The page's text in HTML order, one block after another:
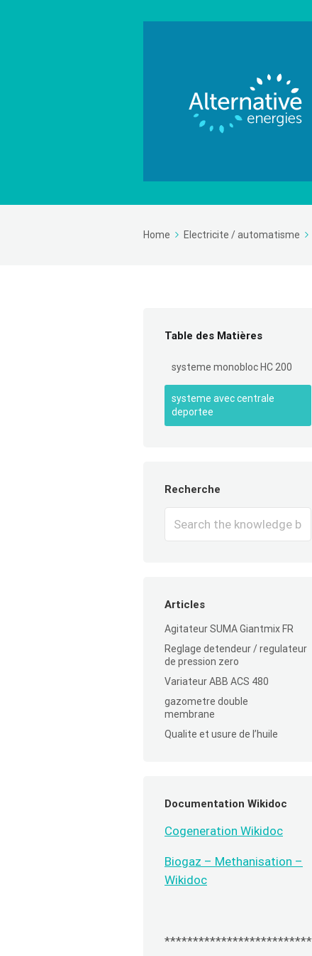
Home Electricite / automatisme
Table des Matières
systeme monobloc HC 200
systeme avec centrale
deportee
Recherche
For
Articles
Agitateur SUMA Giantmix FR
Reglage detendeur / regulateur
de pression zero
Variateur ABB ACS 480
gazometre double
membrane
Qualite et usure de l’huile
Documentation Wikidoc
Cogeneration Wikidoc
Biogaz – Methanisation –
Wikidoc
**************************